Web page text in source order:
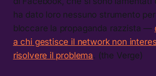
ha dato loro nessuno strumento
bloccare la propaganda razzista —
a chi gestisce il network non
risolvere il problema. (the Verge)